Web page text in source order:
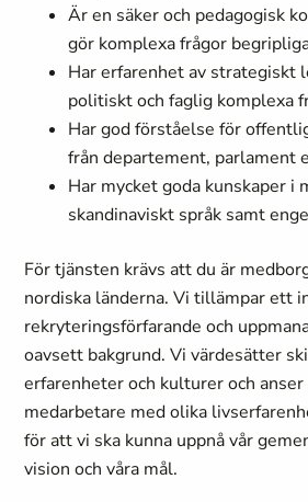
Är en säker och pedagogisk
gör komplexa frågor
Har erfarenhet av strategiskt
politiskt och faglig komplexa
Har god förståelse för
från departement, parlament
Har mycket goda kunskaper i
skandinaviskt språk samt
För tjänsten krävs att du är
nordiska länderna. Vi tillämpar ett
rekryteringsförfarande och
oavsett bakgrund. Vi värdesätter
erfarenheter och kulturer och
medarbetare med olika
för att vi ska kunna uppnå vår
vision och våra mål.